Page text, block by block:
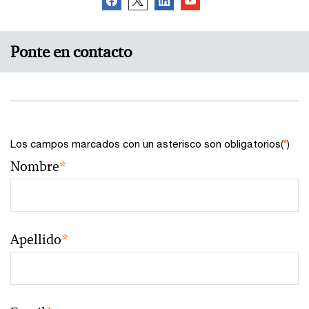
Ponte en contacto
Los campos marcados con un asterisco son obligatorios(*)
Nombre*
Apellido*